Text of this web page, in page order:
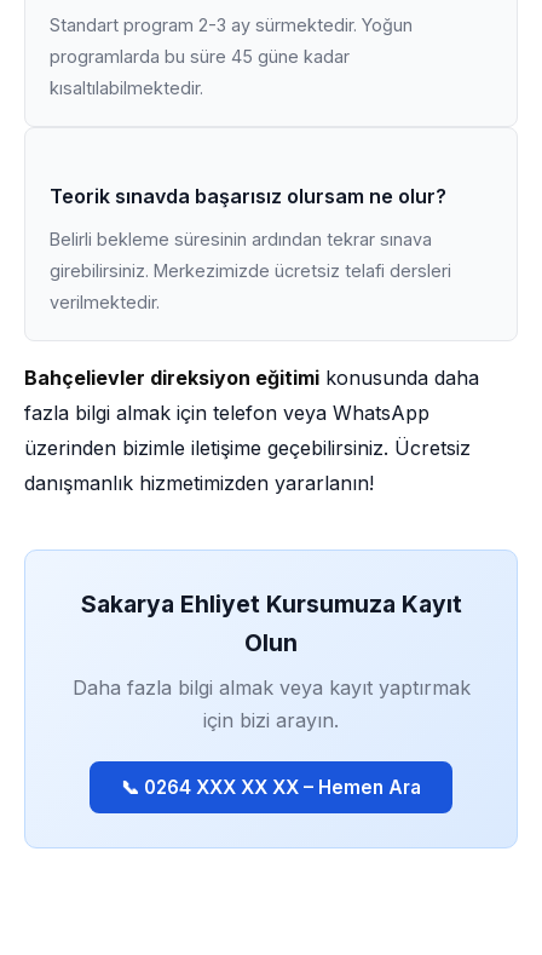
Standart program 2-3 ay sürmektedir. Yoğun
programlarda bu süre 45 güne kadar
kısaltılabilmektedir.
Teorik sınavda başarısız olursam ne olur?
Belirli bekleme süresinin ardından tekrar sınava
girebilirsiniz. Merkezimizde ücretsiz telafi dersleri
verilmektedir.
Bahçelievler direksiyon eğitimi konusunda daha
fazla bilgi almak için telefon veya WhatsApp
üzerinden bizimle iletişime geçebilirsiniz. Ücretsiz
danışmanlık hizmetimizden yararlanın!
Sakarya Ehliyet Kursumuza Kayıt
Olun
Daha fazla bilgi almak veya kayıt yaptırmak
için bizi arayın.
📞 0264 XXX XX XX – Hemen Ara